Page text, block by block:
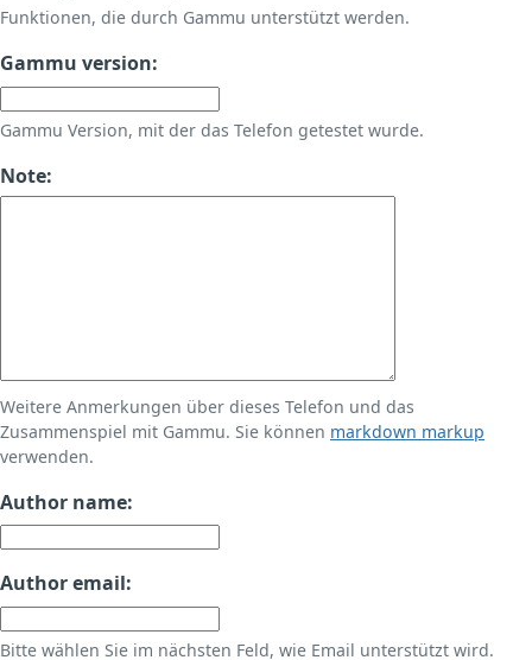
Funktionen, die durch Gammu unterstützt werden.
Gammu version:
Gammu Version, mit der das Telefon getestet wurde.
Note:
Weitere Anmerkungen über dieses Telefon und das
Zusammenspiel mit Gammu. Sie können markdown markup
verwenden.
Author name:
Author email:
Bitte wählen Sie im nächsten Feld, wie Email unterstützt wird.